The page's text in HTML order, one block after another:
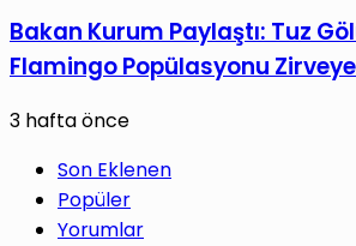
Bakan Kurum Paylaştı: Tuz
Flamingo Popülasyonu Zirveye
3 hafta önce
Son Eklenen
Popüler
Yorumlar